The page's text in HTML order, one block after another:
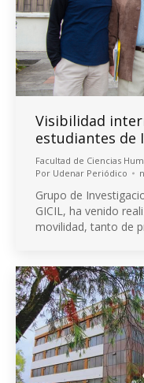
Visibilidad
estudiantes de
Facultad de Ciencias
Por Udenar Periódico
Grupo de
GICIL, ha venido
movilidad, tanto de